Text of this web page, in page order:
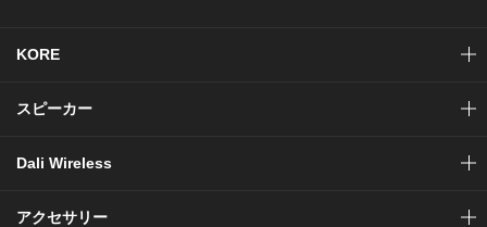
KORE
スピーカー
Dali Wireless
アクセサリー